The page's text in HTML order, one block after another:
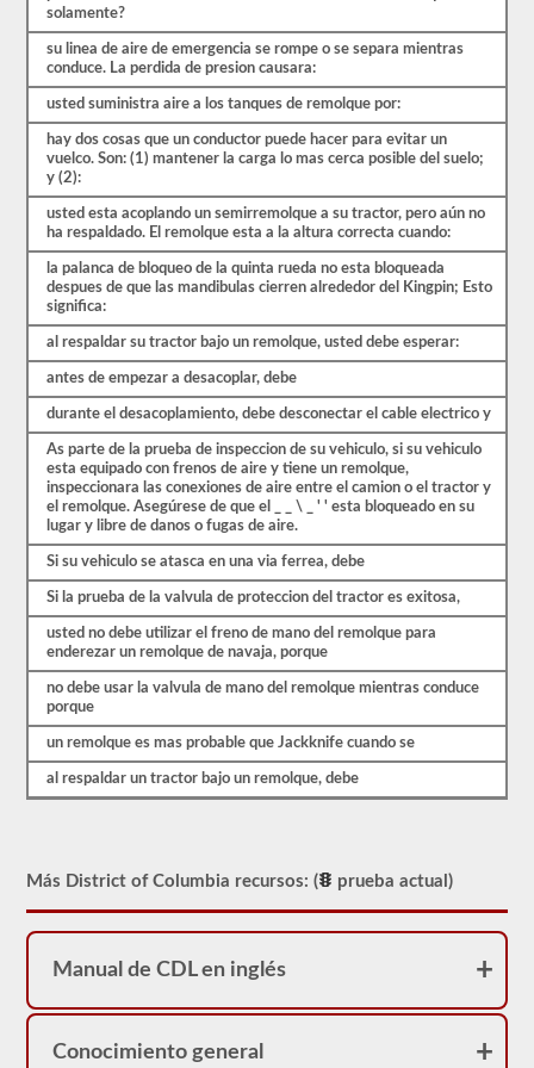
largas
requieren
habilidades
adicionales.
obtener
puntaje
menos
el
80%
(16
20)
para
aprobar
examen
combinado.
Tenemos
100
preguntas
que
probable
que
encuentre
examen
aprobación
combinado.
Estas
preguntas
siguen
pautas
conductores
District
of
2026,
ayudarán
agregar
solamente?
su linea de aire de emergencia se rompe o se separa mientras
conduce. La perdida de presion causara:
usted suministra aire a los tanques de remolque por:
hay dos cosas que un conductor puede hacer para evitar un
vuelco. Son: (1) mantener la carga lo mas cerca posible del suelo;
y (2):
usted esta acoplando un semirremolque a su tractor, pero aún no
ha respaldado. El remolque esta a la altura correcta cuando:
la palanca de bloqueo de la quinta rueda no esta bloqueada
despues de que las mandibulas cierren alrededor del Kingpin; Esto
significa:
al respaldar su tractor bajo un remolque, usted debe esperar:
antes de empezar a desacoplar, debe
durante el desacoplamiento, debe desconectar el cable electrico y
As parte de la prueba de inspeccion de su vehiculo, si su vehiculo
esta equipado con frenos de aire y tiene un remolque,
inspeccionara las conexiones de aire entre el camion o el tractor y
el remolque. Asegúrese de que el _ _ \ _ ' ' esta bloqueado en su
lugar y libre de danos o fugas de aire.
Si su vehiculo se atasca en una via ferrea, debe
Si la prueba de la valvula de proteccion del tractor es exitosa,
usted no debe utilizar el freno de mano del remolque para
enderezar un remolque de navaja, porque
no debe usar la valvula de mano del remolque mientras conduce
porque
un remolque es mas probable que Jackknife cuando se
al respaldar un tractor bajo un remolque, debe
Más District of Columbia recursos: ( prueba actual)
Manual de CDL en inglés
Conocimiento general